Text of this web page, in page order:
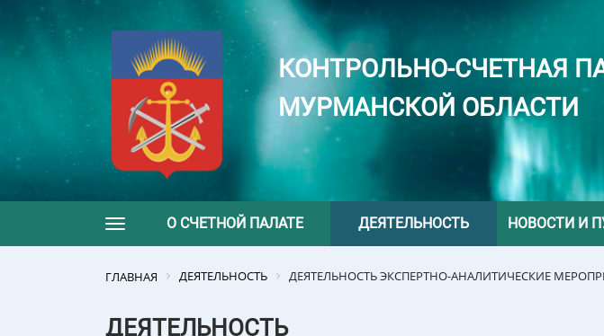
КОНТРОЛЬНО-СЧЕТНАЯ
МУРМАНСКОЙ ОБЛАСТИ
Toggle navigation
О СЧЕТНОЙ ПАЛАТЕ ДЕЯТЕЛЬНОСТЬ НОВОСТИ И
ГЛАВНАЯ ДЕЯТЕЛЬНОСТЬ ДЕЯТЕЛЬНОСТЬ ЭКСПЕРТНО-АНАЛИТИЧЕСКИЕ
ДЕЯТЕЛЬНОСТЬ